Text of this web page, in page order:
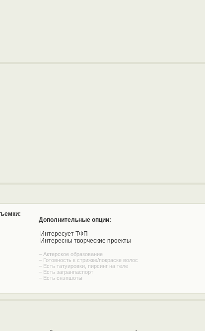
Дополнительные опции:
Интересует ТФП
Интересны творческие проекты
– Актерское образование
– Готовность к стрижке/покраске волос
– Есть татуировки, пирсинг на теле
– Есть загранпаспорт
– Есть снэпшоты